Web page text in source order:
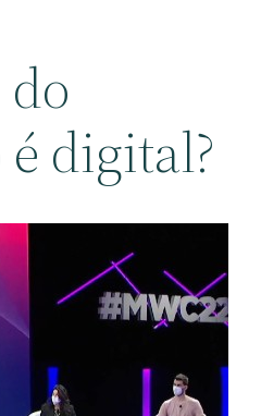
digital?